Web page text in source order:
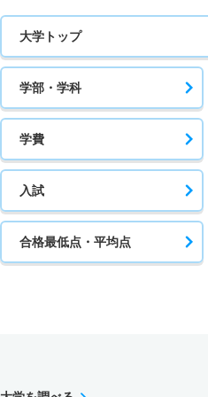
大学トップ
学部・学科
学費
入試
合格最低点・平均点